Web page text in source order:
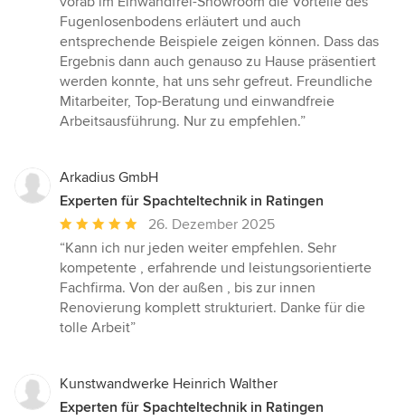
Fugenlosenbodens erläutert und auch
entsprechende Beispiele zeigen können. Dass das
Ergebnis dann auch genauso zu Hause präsentiert
werden konnte, hat uns sehr gefreut. Freundliche
Mitarbeiter, Top-Beratung und einwandfreie
Arbeitsausführung. Nur zu empfehlen.”
Arkadius GmbH
Experten für Spachteltechnik in Ratingen
Durchschnittliche
Bewertung:
5
von
5
Sternen
26. Dezember 2025
“Kann ich nur jeden weiter empfehlen. Sehr
kompetente , erfahrende und leistungsorientierte
Fachfirma. Von der außen , bis zur innen
Renovierung komplett strukturiert. Danke für die
tolle Arbeit”
Kunstwandwerke Heinrich Walther
Experten für Spachteltechnik in Ratingen